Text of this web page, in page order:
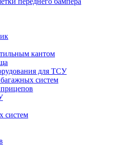
кантом
для ТСУ
систем
систем